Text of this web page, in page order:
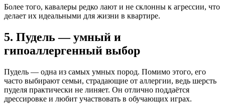
Более того, кавалеры редко лают и не склонны к агрессии, что
делает их идеальными для жизни в квартире.
5. Пудель — умный и
гипоаллергенный выбор
Пудель — одна из самых умных пород. Помимо этого, его
часто выбирают семьи, страдающие от аллергии, ведь шерсть
пуделя практически не линяет. Он отлично поддаётся
дрессировке и любит участвовать в обучающих играх.